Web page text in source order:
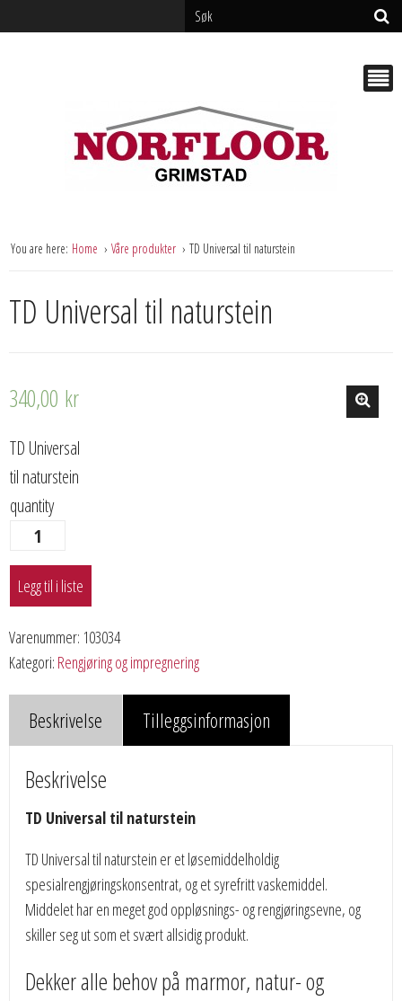
You are here: Home Våre produkter TD Universal til naturstein
TD Universal til naturstein
340,00 kr
TD Universal
til naturstein
quantity
Legg til i liste
Varenummer: 103034
Kategori: Rengjøring og impregnering
Beskrivelse Tilleggsinformasjon
Beskrivelse
TD Universal til naturstein
TD Universal til naturstein er et løsemiddelholdig
spesialrengjøringskonsentrat, og et syrefritt vaskemiddel.
Middelet har en meget god oppløsnings- og rengjøringsevne, og
skiller seg ut som et svært allsidig produkt.
Dekker alle behov på marmor, natur- og